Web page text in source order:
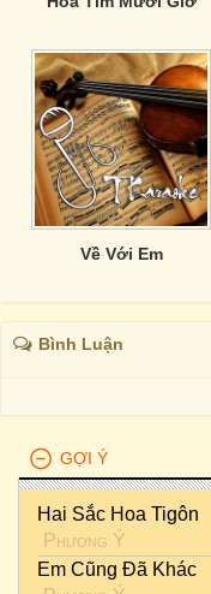
Về Với Em
Bình Luận
GỢI Ý
Hai Sắc Hoa Tigôn
Phương Ý
Em Cũng Đã Khác